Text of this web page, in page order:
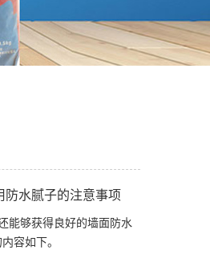
防水腻子的注意事项
够获得良好的墙面防水
容如下。